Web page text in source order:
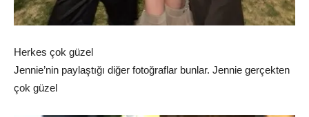
Herkes çok güzel
Jennie’nin paylaştığı diğer fotoğraflar bunlar. Jennie gerçekten
çok güzel